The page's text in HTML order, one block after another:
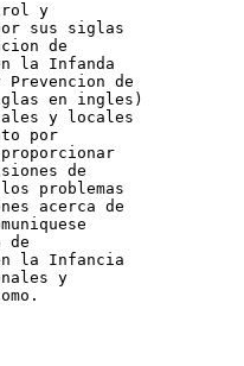
y
sus siglas
de
la Infanda
de
en ingles)
y locales
por
de
problemas
acerca de
de
la Infancia
y